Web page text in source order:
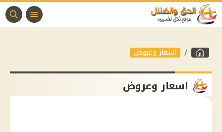
اسعار وعروض
اسعار وعروض